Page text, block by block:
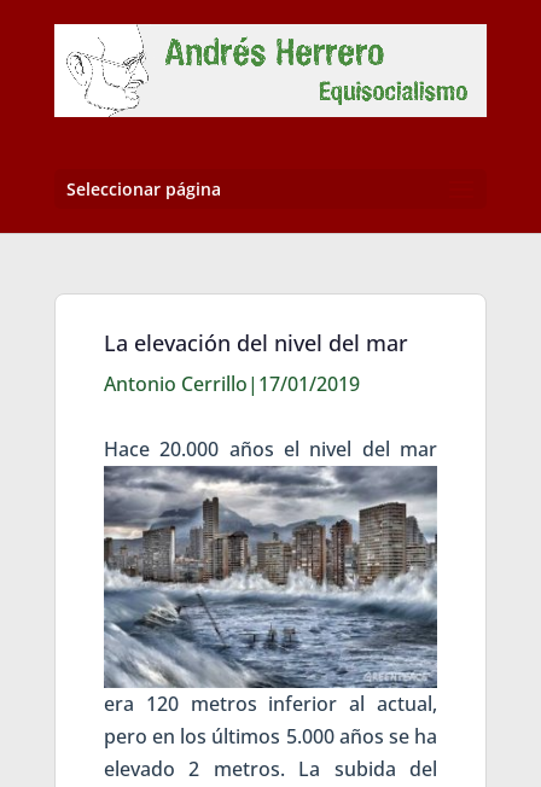
Seleccionar página
La elevación del nivel del mar
Antonio Cerrillo|17/01/2019
Hace 20.000 años el nivel del mar
era 120 metros inferior al actual,
pero en los últimos 5.000 años se ha
elevado 2 metros. La subida del